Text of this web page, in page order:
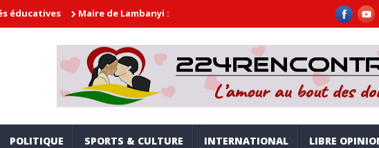
Maire de Lambanyi : Baba Alimou Barry promet une gouvernance moderne,
POLITIQUE SPORTS & CULTURE INTERNATIONAL LIBRE